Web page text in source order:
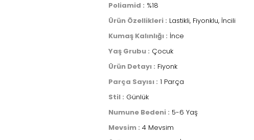
Poliamid : %18
Ürün Özellikleri : Lastikli, Fiyonklu, İncili
Kumaş Kalınlığı : İnce
Yaş Grubu : Çocuk
Ürün Detayı : Fiyonk
Parça Sayısı : 1 Parça
Stil : Günlük
Numune Bedeni : 5-6 Yaş
Mevsim : 4 Mevsim